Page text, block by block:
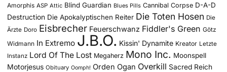
Amorphis ASP Attic Blind Guardian Blues Pills Cannibal Corpse D-A-D
Destruction Die Apokalyptischen Reiter Die Toten Hosen Die
Ärzte Doro Eisbrecher Feuerschwanz Fiddler's Green Götz
Widmann In Extremo J.B.O. Kissin' Dynamite Kreator Letzte
Instanz Lord Of The Lost Megaherz Mono Inc. Moonspell
Motorjesus Obituary Oomph! Orden Ogan Overkill Sacred Reich